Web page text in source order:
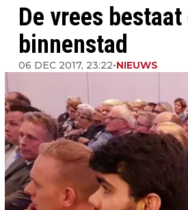
De vrees
binnenstad
06 DEC 2017, 23:22•NIEUWS